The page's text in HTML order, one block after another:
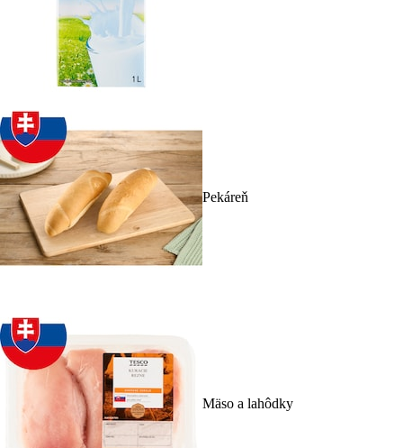
Pekáreň
Mäso a lahôdky